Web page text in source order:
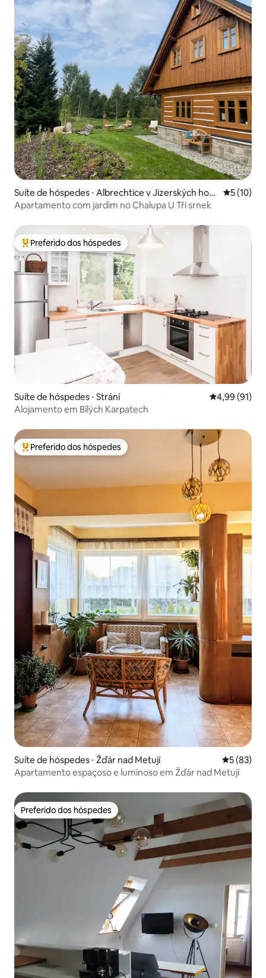
Suíte de hóspedes ⋅ Albrechtice v Jizerských horá
ch
5 de uma
5 (10)
Apartamento com jardim no Chalupa U Tří srnek
Entre os melhores preferidos dos hóspedes
Preferido dos hóspedes
Suíte de hóspedes ⋅ Strání 4,99 de uma
4,99 (91)
Alojamento em Bílých Karpatech
Entre os melhores preferidos dos hóspedes
Preferido dos hóspedes
Suíte de hóspedes ⋅ Žďár nad Metují 5 de uma
5 (83)
Apartamento espaçoso e luminoso em Žďár nad Metují
Preferido dos hóspedes
Preferido dos hóspedes